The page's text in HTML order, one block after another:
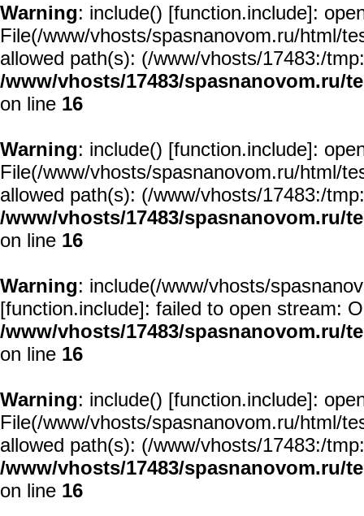
Warning: include() [function.include]:
File(/www/vhosts/spasnanovom.ru/html/
allowed path(s): (/www/vhosts/17483:/
/www/vhosts/17483/spasnanovom.ru/
on line 16
Warning: include() [function.include]:
File(/www/vhosts/spasnanovom.ru/html/
allowed path(s): (/www/vhosts/17483:/
/www/vhosts/17483/spasnanovom.ru/
on line 16
Warning: include(/www/vhosts/
[function.include]: failed to open stream:
/www/vhosts/17483/spasnanovom.ru/
on line 16
Warning: include() [function.include]:
File(/www/vhosts/spasnanovom.ru/html/
allowed path(s): (/www/vhosts/17483:/
/www/vhosts/17483/spasnanovom.ru/
on line 16